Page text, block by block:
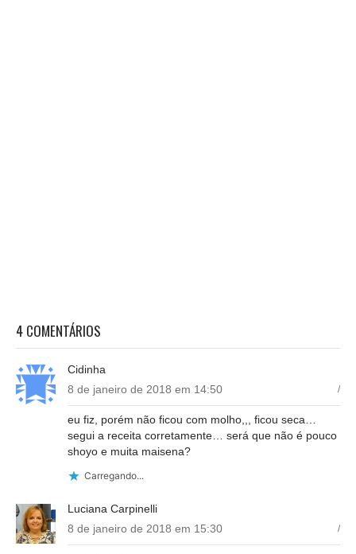
4 COMENTÁRIOS
Cidinha
8 de janeiro de 2018 em 14:50
/
eu fiz, porém não ficou com molho,,, ficou seca…
segui a receita corretamente… será que não é pouco
shoyo e muita maisena?
Carregando...
Luciana Carpinelli
8 de janeiro de 2018 em 15:30
/